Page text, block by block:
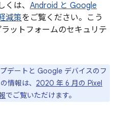
は、 Android と Google
減策をご覧ください。こう
ットフォームのセキュリテ
デートと Google デバイスのフ
情報は、 2020 年 6 月の Pixel
でご覧いただけます。